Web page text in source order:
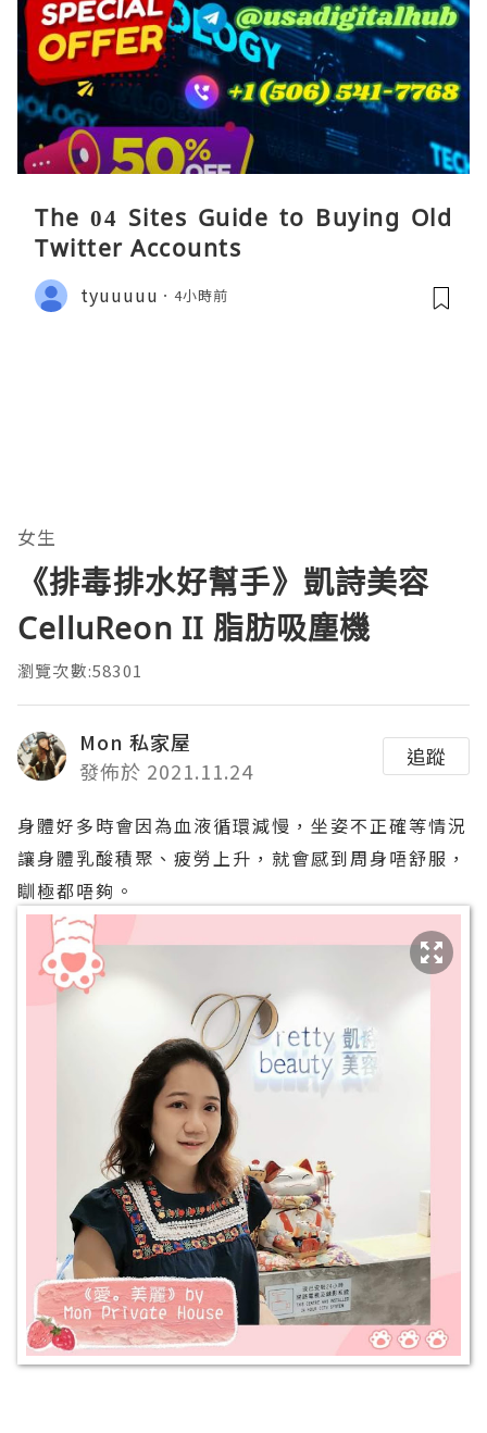
The 04 Sites Guide to Buying Old
Twitter Accounts
tyuuuuu 4小時前
女生
《排毒排水好幫手》凱詩美容
CelluReon II 脂肪吸塵機
瀏覽次數:58301
Mon 私家屋
發佈於 2021.11.24
追蹤
身體好多時會因為血液循環減慢，坐姿不正確等情況
讓身體乳酸積聚、疲勞上升，就會感到周身唔舒服，
瞓極都唔夠。